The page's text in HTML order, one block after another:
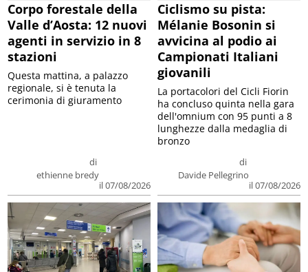
Corpo forestale della
Valle d’Aosta: 12 nuovi
agenti in servizio in 8
stazioni
di
ethienne bredy
il 07/08/2026
Questa mattina, a palazzo
regionale, si è tenuta la
cerimonia di giuramento
Ciclismo su pista:
Mélanie Bosonin si
avvicina al podio ai
Campionati Italiani
giovanili
di
Davide Pellegrino
il 07/08/2026
La portacolori del Cicli Fiorin
ha concluso quinta nella gara
dell'omnium con 95 punti a 8
lunghezze dalla medaglia di
bronzo